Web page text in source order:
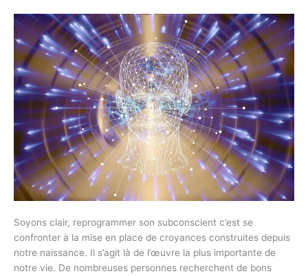
Soyons clair, reprogrammer son subconscient c’est se
confronter à la mise en place de croyances construites depuis
notre naissance. Il s’agit là de l’œuvre la plus importante de
notre vie. De nombreuses personnes recherchent de bons
CROYANCES
EN
5
ÉTAPES
?